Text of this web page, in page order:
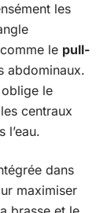
les
le pull-
abdominaux.
le
centraux
l’eau.
dans
maximiser